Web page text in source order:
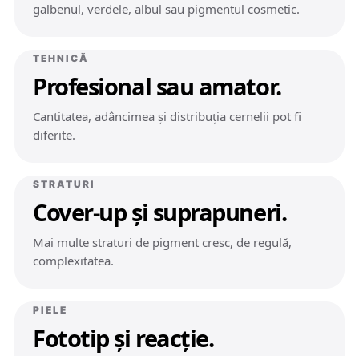
galbenul, verdele, albul sau pigmentul cosmetic.
TEHNICĂ
Profesional sau amator.
Cantitatea, adâncimea și distribuția cernelii pot fi
diferite.
STRATURI
Cover-up și suprapuneri.
Mai multe straturi de pigment cresc, de regulă,
complexitatea.
PIELE
Fototip și reacție.